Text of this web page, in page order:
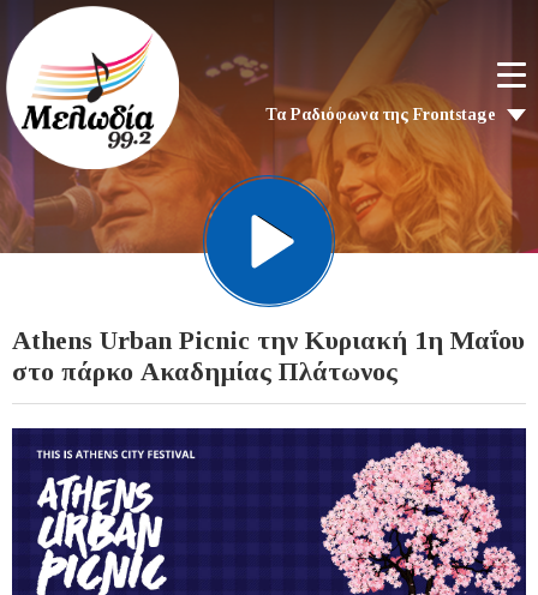
Τα Ραδιόφωνα της Frontstage
​​​​​​​Athens Urban Picnic την Κυριακή 1η Μαΐου
στο πάρκο Ακαδημίας Πλάτωνος